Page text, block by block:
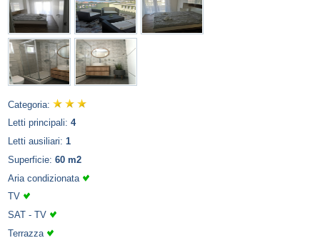
Categoria:
Letti principali: 4
Letti ausiliari: 1
Superficie: 60 m2
Aria condizionata
TV
SAT - TV
Terrazza